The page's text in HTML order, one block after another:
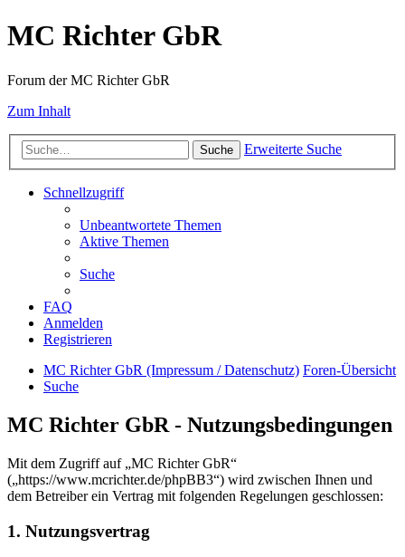
MC Richter GbR
Forum der MC Richter GbR
Zum Inhalt
Suche Erweiterte Suche
Schnellzugriff
Unbeantwortete Themen
Aktive Themen
Suche
FAQ
Anmelden
Registrieren
MC Richter GbR (Impressum / Datenschutz) Foren-Übersicht
Suche
MC Richter GbR - Nutzungsbedingungen
Mit dem Zugriff auf „MC Richter GbR“
(„https://www.mcrichter.de/phpBB3“) wird zwischen Ihnen und
dem Betreiber ein Vertrag mit folgenden Regelungen geschlossen:
1. Nutzungsvertrag